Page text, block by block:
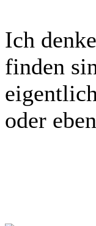
Ich
finden
oder